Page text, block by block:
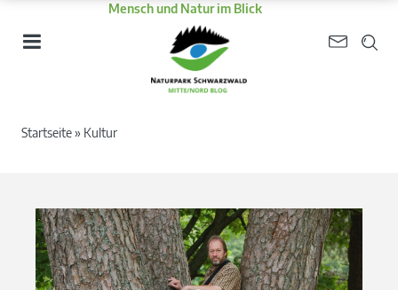
Mensch und Natur im Blick
Startseite» Kultur